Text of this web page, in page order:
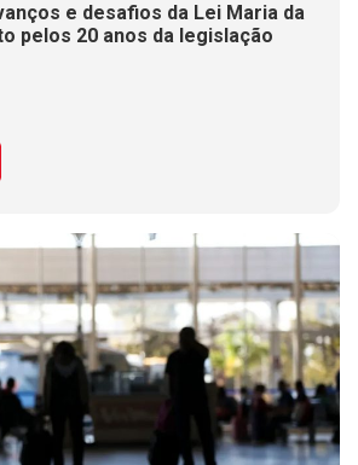
e desafios da Lei Maria da
pelos 20 anos da legislação